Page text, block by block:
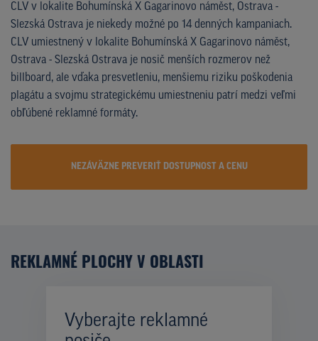
CLV v lokalite Bohumínská X Gagarinovo náměst, Ostrava -
Slezská Ostrava je niekedy možné po 14 denných kampaniach.
CLV umiestnený v lokalite Bohumínská X Gagarinovo náměst,
Ostrava - Slezská Ostrava je nosič menších rozmerov než
billboard, ale vďaka presvetleniu, menšiemu riziku poškodenia
plagátu a svojmu strategickému umiestneniu patrí medzi veľmi
obľúbené reklamné formáty.
NEZÁVÄZNE PREVERIŤ DOSTUPNOST A CENU
REKLAMNÉ PLOCHY V OBLASTI
Vyberajte reklamné